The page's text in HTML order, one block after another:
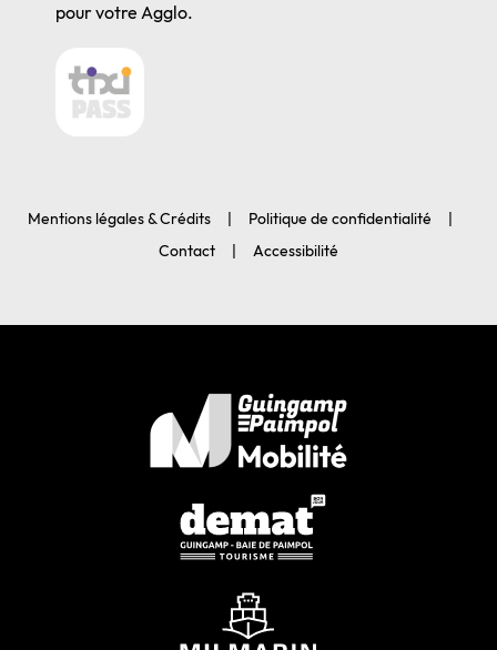
pour votre Agglo.
Mentions légales & Crédits
Politique de confidentialité
Contact
Accessibilité